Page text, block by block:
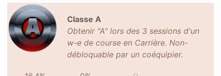
Classe A
Obtenir "A" lors des 3 sessions d'un
w-e de course en Carrière. Non-
débloquable par un coéquipier.